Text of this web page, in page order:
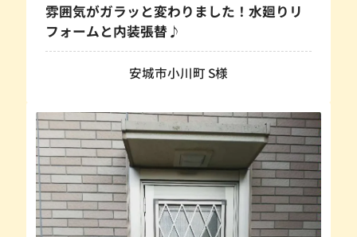
雰囲気がガラッと変わりました！水廻りリ
フォームと内装張替♪
安城市小川町 S様